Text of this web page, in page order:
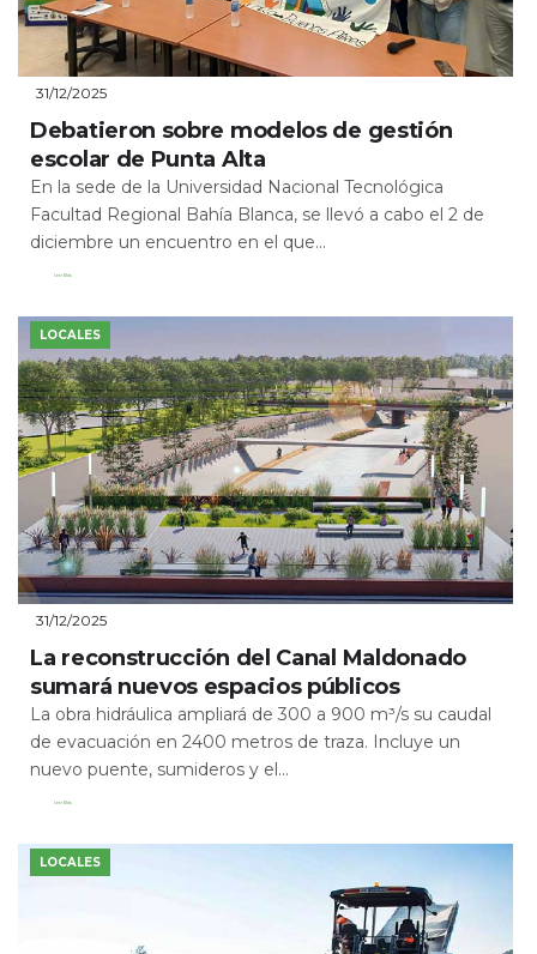
31/12/2025
Debatieron sobre modelos de gestión
escolar de Punta Alta
En la sede de la Universidad Nacional Tecnológica
Facultad Regional Bahía Blanca, se llevó a cabo el 2 de
diciembre un encuentro en el que...
Leer Más
LOCALES
31/12/2025
La reconstrucción del Canal Maldonado
sumará nuevos espacios públicos
La obra hidráulica ampliará de 300 a 900 m³/s su caudal
de evacuación en 2400 metros de traza. Incluye un
nuevo puente, sumideros y el...
Leer Más
LOCALES